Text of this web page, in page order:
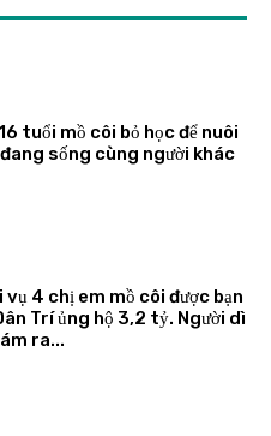
tuổi mồ côi bỏ học để nuôi
đang sống cùng người khác
vụ 4 chị em mồ côi được bạn
Trí ủng hộ 3,2 tỷ. Người dì
ra...